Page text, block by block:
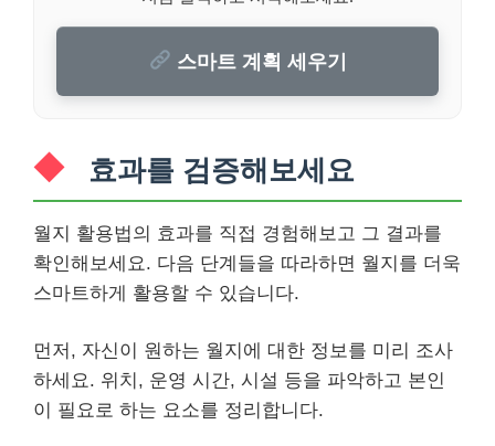
스마트 계획 세우기
효과를 검증해보세요
월지 활용법의 효과를 직접 경험해보고 그 결과를
확인해보세요. 다음 단계들을 따라하면 월지를 더욱
스마트하게 활용할 수 있습니다.
먼저, 자신이 원하는 월지에 대한 정보를 미리 조사
하세요. 위치, 운영 시간, 시설 등을 파악하고 본인
이 필요로 하는 요소를 정리합니다.